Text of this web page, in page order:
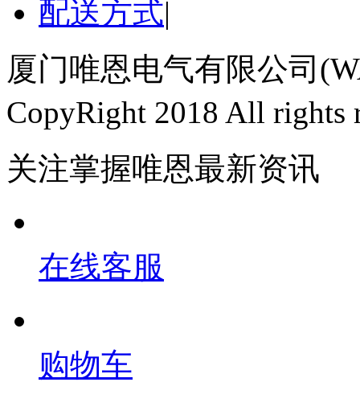
配送方式|
厦门唯恩电气有限公司
CopyRight 2018 All rights
关注掌握唯恩最新资讯
在线客服
购物车